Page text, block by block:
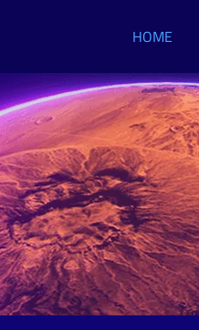
HOME